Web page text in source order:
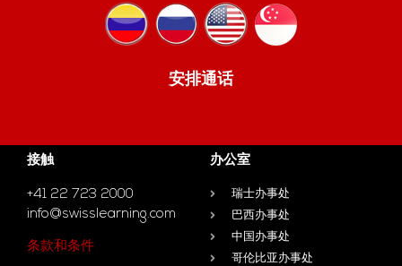
安排通话
接触
+41 22 723 2000
info@swisslearning.com
条款和条件
办公室
瑞士办事处
巴西办事处
中国办事处
哥伦比亚办事处